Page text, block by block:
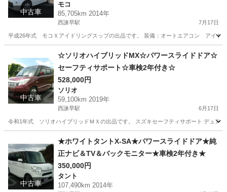
中古車
モコ
85,705km 2014年
西諫早駅 7月17日
平成26年式 モコＸアイドリングスップの出品です。 装備：オートエアコン アイ
西諫早駅 モコ 車両
中古車
☆ソリオハイブリッドMX☆パワースライドドア☆
セーフティサポート☆車検2年付き☆
528,000円
ソリオ
59,100km 2019年
西諫早駅 6月17日
令和1年式 ソリオハイブリッドＭＸの出品です。 スズキセーフティサポート デュア
西諫早駅 ソリオ スライドドア
中古車
★ホワイトタントX-SA★パワースライドドア★純
正ナビ＆TV＆バックモニター★車検2年付き★
350,000円
タント
107,490km 2014年